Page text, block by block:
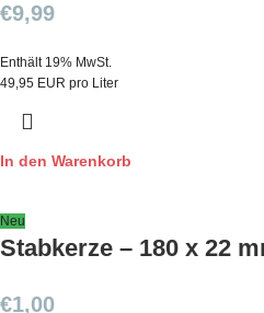
€9,99
Enthält 19% MwSt.
49,95 EUR pro Liter
In den Warenkorb
Neu
Stabkerze – 180 x 22
€1,00